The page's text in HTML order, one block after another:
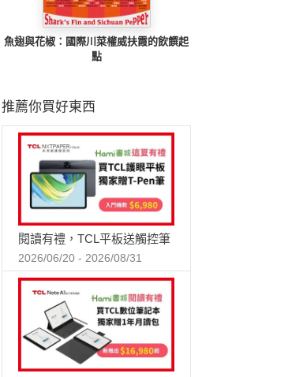
魚翅與花椒：國際川菜權威扶霞的飲饌起
點
推薦你買好東西
閱讀有禮，TCL平板送觸控筆
2026/06/20 - 2026/08/31